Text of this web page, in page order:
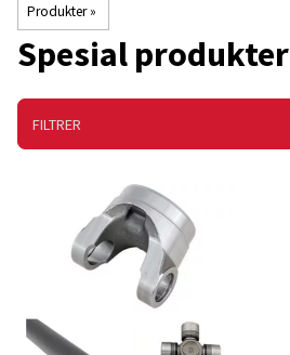
Produkter‪»
Spesial produkter
FILTRER